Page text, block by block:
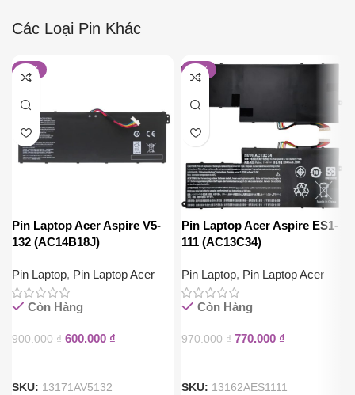
Các Loại Pin Khác
-33%
Pin Laptop Acer Aspire V5-
132 (AC14B18J)
Pin Laptop, Pin Laptop Acer
Còn Hàng
900.000₫ 600.000 ₫
SKU: 13171AV5132
-21%
Pin Laptop Acer Aspire ES1-
111 (AC13C34)
Pin Laptop, Pin Laptop Acer
Còn Hàng
970.000₫ 770.000 ₫
SKU: 13162AES1111